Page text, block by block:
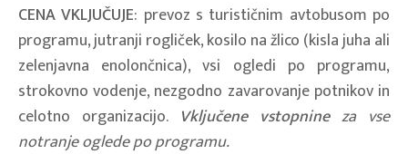
CENA VKLJUČUJE: prevoz s turističnim avtobusom po
programu, jutranji rogliček, kosilo na žlico (kisla juha ali
zelenjavna enolončnica), vsi ogledi po programu,
strokovno vodenje, nezgodno zavarovanje potnikov in
celotno organizacijo. Vključene vstopnineza vse
notranje oglede po programu.